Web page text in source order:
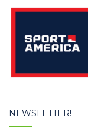
NEWSLETTER!